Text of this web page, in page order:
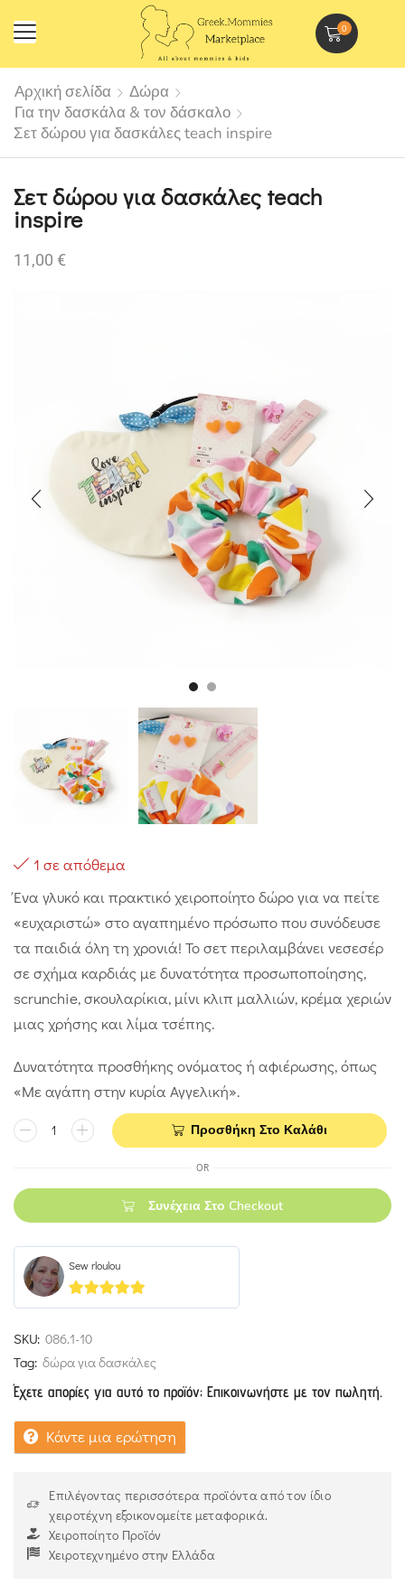
0
Αρχική σελίδα
Δώρα
Για την δασκάλα & τον δάσκαλο
Σετ δώρου για δασκάλες teach inspire
Σετ δώρου για δασκάλες teach
inspire
11,00 €
1 σε απόθεμα
Ένα γλυκό και πρακτικό χειροποίητο δώρο για να πείτε
«ευχαριστώ» στο αγαπημένο πρόσωπο που συνόδευσε
τα παιδιά όλη τη χρονιά! Το σετ περιλαμβάνει νεσεσέρ
σε σχήμα καρδιάς με δυνατότητα προσωποποίησης,
scrunchie, σκουλαρίκια, μίνι κλιπ μαλλιών, κρέμα χεριών
μιας χρήσης και λίμα τσέπης.
Δυνατότητα προσθήκης ονόματος ή αφιέρωσης, όπως
«Με αγάπη στην κυρία Αγγελική».
Προσθήκη Στο Καλάθι
OR
Συνέχεια Στο Checkout
Sew rloulou
5out of 5
SKU: 086.1-10
Tag: δώρα για δασκάλες
Έχετε απορίες για αυτό το προϊόν; Επικοινωνήστε με τον πωλητή.
Κάντε μια ερώτηση
Επιλέγοντας περισσότερα προϊόντα από τον ίδιο
χειροτέχνη εξοικονομείτε μεταφορικά.
Χειροποίητο Προϊόν
Χειροτεχνημένο στην Ελλάδα